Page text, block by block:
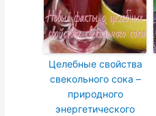
Целебные свойства
свекольного сока –
природного
энергетического